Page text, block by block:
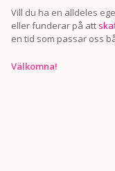
Vill du ha en alldeles
eller funderar på att
en tid som passar oss
Välkomna!